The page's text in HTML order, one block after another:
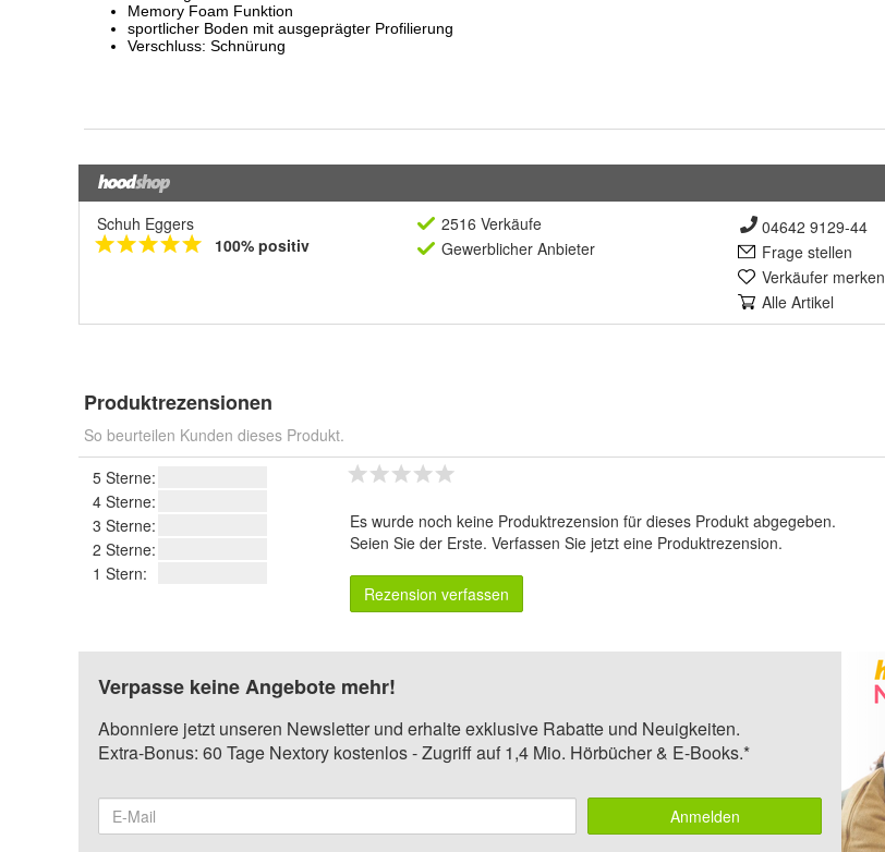
Schuh Eggers
100% positiv
2516 Verkäufe
Gewerblicher Anbieter
04642 9129-44
Frage stellen
Verkäufer merken
Alle Artikel
Produktrezensionen
So beurteilen Kunden dieses Produkt.
5 Sterne:
4 Sterne:
3 Sterne:
2 Sterne:
1 Stern:
Es wurde noch keine Produktrezension für dieses Produkt abgegeben.
Seien Sie der Erste. Verfassen Sie jetzt eine Produktrezension.
Rezension verfassen
Verpasse keine Angebote mehr!
Abonniere jetzt unseren Newsletter und erhalte exklusive Rabatte und Neuigkeiten.
Extra-Bonus: 60 Tage Nextory kostenlos - Zugriff auf 1,4 Mio. Hörbücher & E-Books.*
Anmelden